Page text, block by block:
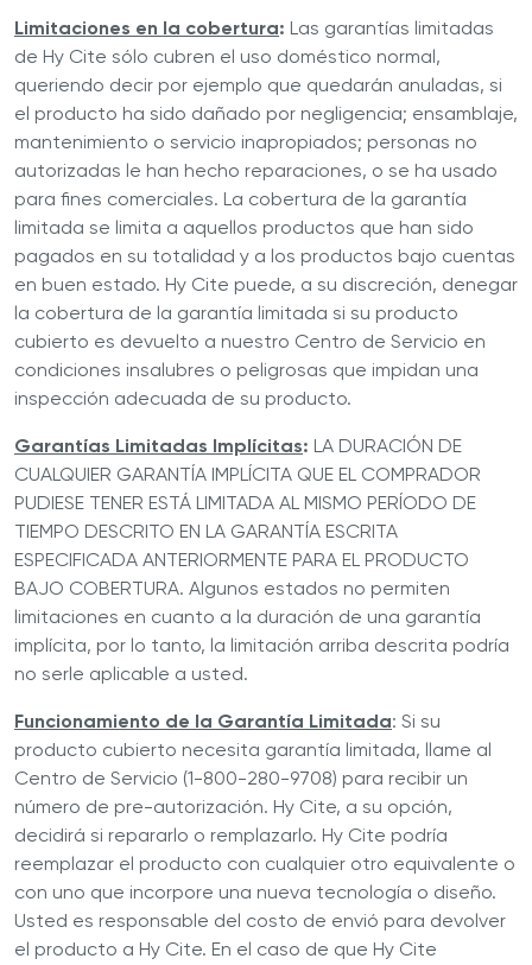
Limitaciones en la cobertura: Las garantías limitadas
de Hy Cite sólo cubren el uso doméstico normal,
queriendo decir por ejemplo que quedarán anuladas, si
el producto ha sido dañado por negligencia; ensamblaje,
mantenimiento o servicio inapropiados; personas no
autorizadas le han hecho reparaciones, o se ha usado
para fines comerciales. La cobertura de la garantía
limitada se limita a aquellos productos que han sido
pagados en su totalidad y a los productos bajo cuentas
en buen estado. Hy Cite puede, a su discreción, denegar
la cobertura de la garantía limitada si su producto
cubierto es devuelto a nuestro Centro de Servicio en
condiciones insalubres o peligrosas que impidan una
inspección adecuada de su producto.
Garantías Limitadas Implícitas: LA DURACIÓN DE
CUALQUIER GARANTÍA IMPLÍCITA QUE EL COMPRADOR
PUDIESE TENER ESTÁ LIMITADA AL MISMO PERÍODO DE
TIEMPO DESCRITO EN LA GARANTÍA ESCRITA
ESPECIFICADA ANTERIORMENTE PARA EL PRODUCTO
BAJO COBERTURA. Algunos estados no permiten
limitaciones en cuanto a la duración de una garantía
implícita, por lo tanto, la limitación arriba descrita podría
no serle aplicable a usted.
Funcionamiento de la Garantía Limitada: Si su
producto cubierto necesita garantía limitada, llame al
Centro de Servicio (1-800-280-9708) para recibir un
número de pre-autorización. Hy Cite, a su opción,
decidirá si repararlo o remplazarlo. Hy Cite podría
reemplazar el producto con cualquier otro equivalente o
con uno que incorpore una nueva tecnología o diseño.
Usted es responsable del costo de envió para devolver
el producto a Hy Cite. En el caso de que Hy Cite